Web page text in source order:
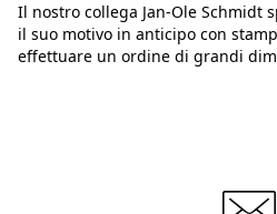
Il nostro collega Jan-Ole Schmidt
il suo motivo in anticipo con
effettuare un ordine di grandi